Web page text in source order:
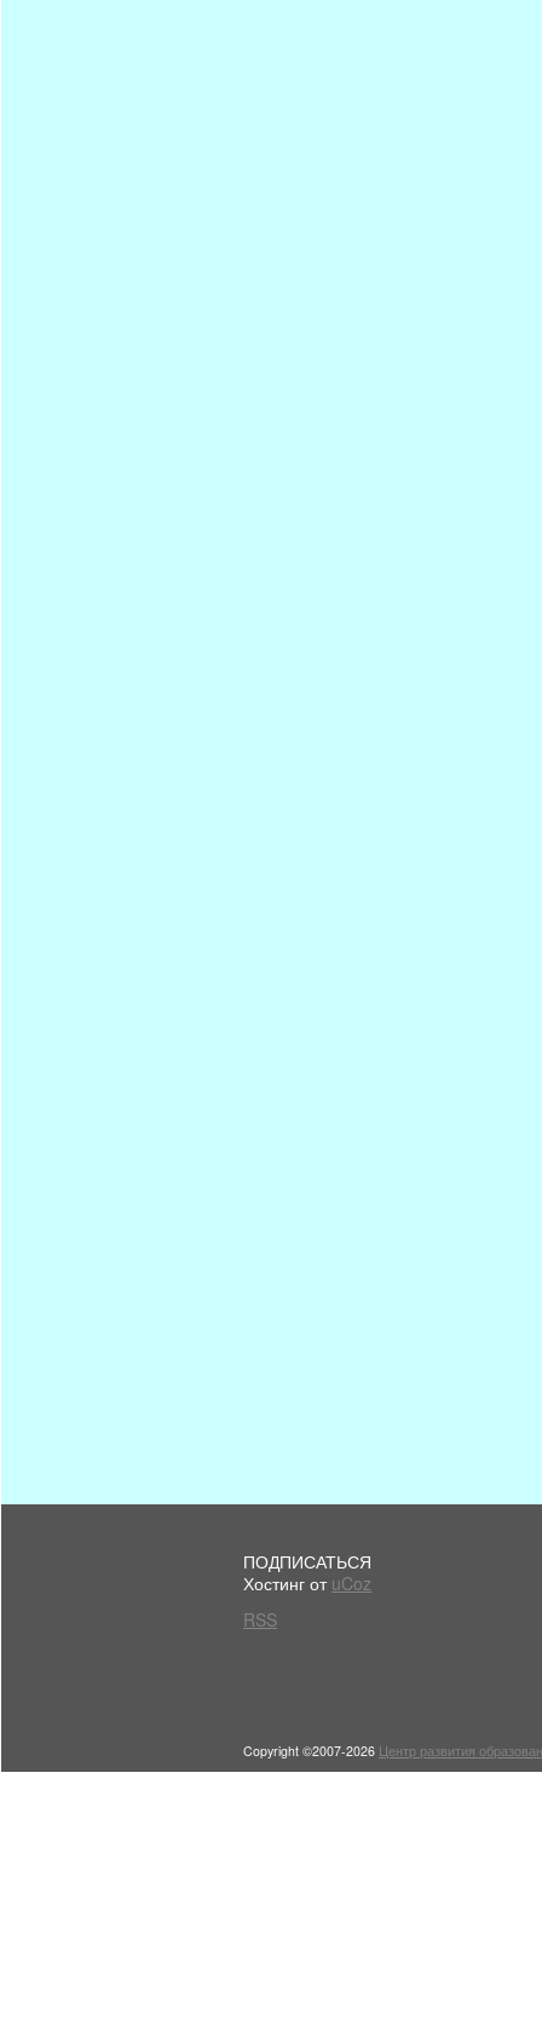
ПОДПИСАТЬСЯ
Хостинг от uCoz
RSS
Copyright ©2007-2026 Центр развития